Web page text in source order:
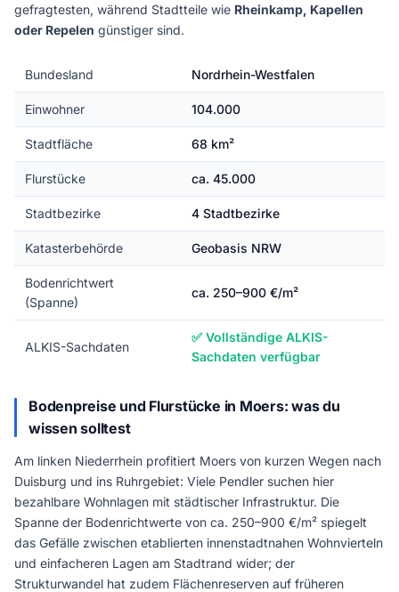
gefragtesten, während Stadtteile wie Rheinkamp, Kapellen
oder Repelen günstiger sind.
Bundesland Nordrhein-Westfalen
Einwohner 104.000
Stadtfläche 68 km²
Flurstücke ca. 45.000
Stadtbezirke 4 Stadtbezirke
Katasterbehörde Geobasis NRW
Bodenrichtwert
(Spanne)
ca. 250–900 €/m²
ALKIS-Sachdaten
✅ Vollständige ALKIS-
Sachdaten verfügbar
Bodenpreise und Flurstücke in Moers: was du
wissen solltest
Am linken Niederrhein profitiert Moers von kurzen Wegen nach
Duisburg und ins Ruhrgebiet: Viele Pendler suchen hier
bezahlbare Wohnlagen mit städtischer Infrastruktur. Die
Spanne der Bodenrichtwerte von ca. 250–900 €/m² spiegelt
das Gefälle zwischen etablierten innenstadtnahen Wohnvierteln
und einfacheren Lagen am Stadtrand wider; der
Strukturwandel hat zudem Flächenreserven auf früheren